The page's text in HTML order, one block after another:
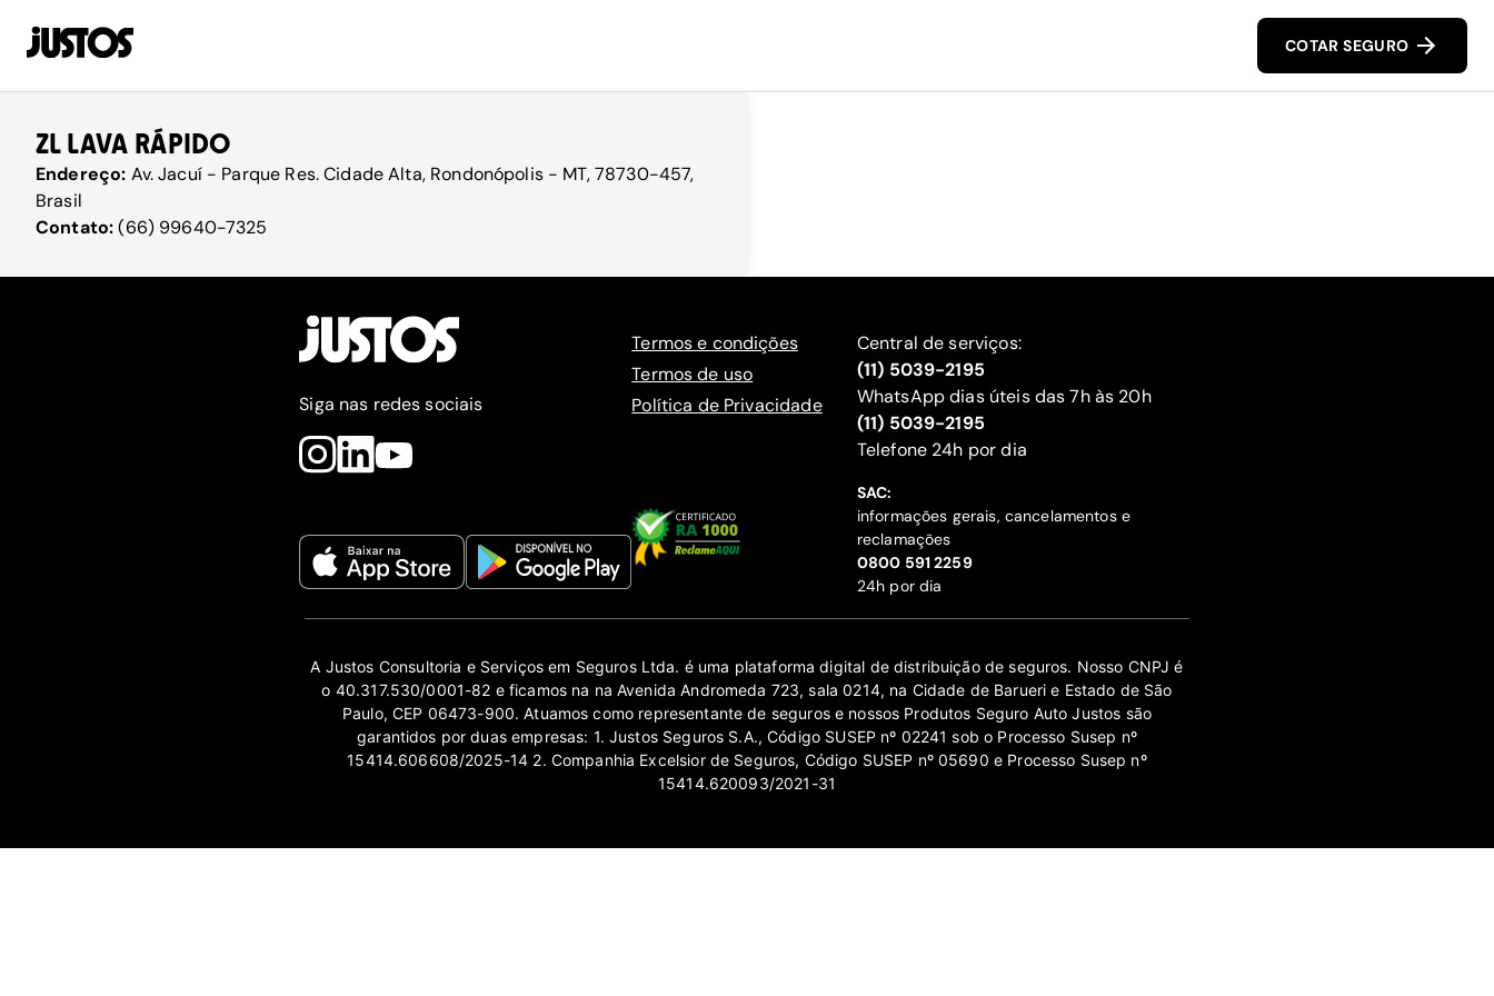
COTAR SEGURO
ZL LAVA RÁPIDO
Endereço: Av. Jacuí - Parque Res. Cidade Alta, Rondonópolis - MT, 78730-457,
Brasil
Contato:(66) 99640-7325
Siga nas redes sociais
Termos e condições
Termos de uso
Política de Privacidade
Central de serviços:
(11) 5039-2195
WhatsApp dias úteis das 7h às 20h
(11) 5039-2195
‍Telefone 24h por dia
SAC:
informações gerais, cancelamentos e
reclamações
‍0800 591 2259
24h por dia
A Justos Consultoria e Serviços em Seguros Ltda. é uma plataforma digital de distribuição de seguros. Nosso CNPJ é
o 40.317.530/0001-82 e ficamos na na Avenida Andromeda 723, sala 0214, na Cidade de Barueri e Estado de São
Paulo, CEP 06473-900. Atuamos como representante de seguros e nossos Produtos Seguro Auto Justos são
garantidos por duas empresas: 1. Justos Seguros S.A., Código SUSEP nº 02241 sob o Processo Susep nº
15414.606608/2025-14 2. Companhia Excelsior de Seguros, Código SUSEP nº 05690 e Processo Susep nº
15414.620093/2021-31